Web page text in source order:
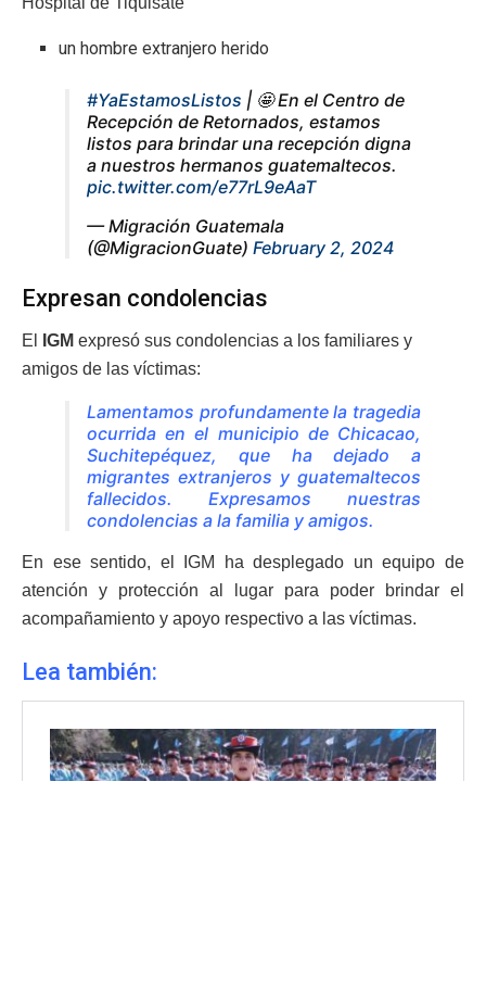
un hombre extranjero herido
#YaEstamosListos | 🤩 En el Centro de
Recepción de Retornados, estamos
listos para brindar una recepción digna
a nuestros hermanos guatemaltecos.
pic.twitter.com/e77rL9eAaT
— Migración Guatemala
(@MigracionGuate) February 2, 2024
Expresan condolencias
El IGM expresó sus condolencias a los familiares y
amigos de las víctimas:
Lamentamos profundamente la tragedia
ocurrida en el municipio de Chicacao,
Suchitepéquez, que ha dejado a
migrantes extranjeros y guatemaltecos
fallecidos. Expresamos nuestras
condolencias a la familia y amigos.
En ese sentido, el IGM ha desplegado un equipo de
atención y protección al lugar para poder brindar el
acompañamiento y apoyo respectivo a las víctimas.
Lea también: